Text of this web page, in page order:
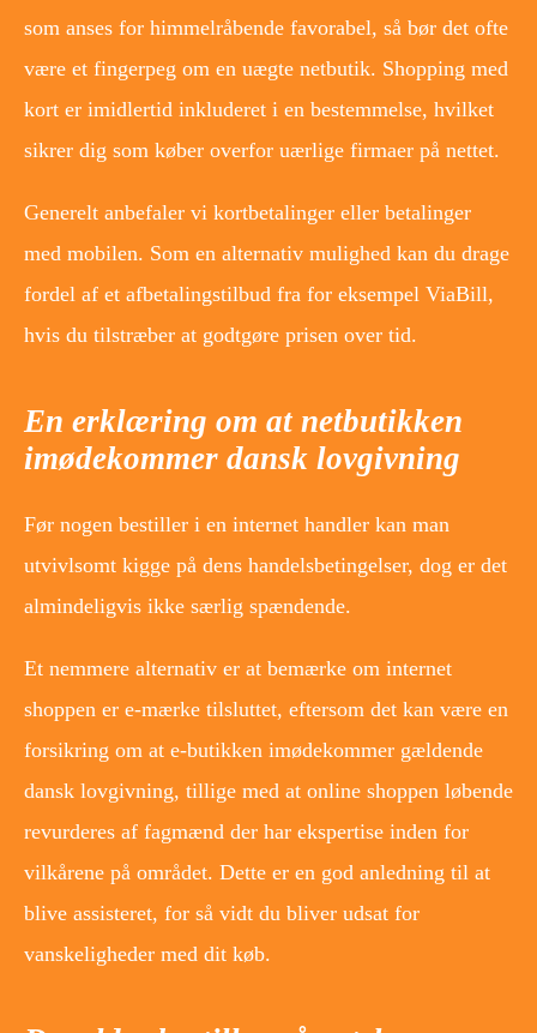
som anses for himmelråbende favorabel, så bør det ofte
være et fingerpeg om en uægte netbutik. Shopping med
kort er imidlertid inkluderet i en bestemmelse, hvilket
sikrer dig som køber overfor uærlige firmaer på nettet.
Generelt anbefaler vi kortbetalinger eller betalinger
med mobilen. Som en alternativ mulighed kan du drage
fordel af et afbetalingstilbud fra for eksempel ViaBill,
hvis du tilstræber at godtgøre prisen over tid.
En erklæring om at netbutikken
imødekommer dansk lovgivning
Før nogen bestiller i en internet handler kan man
utvivlsomt kigge på dens handelsbetingelser, dog er det
almindeligvis ikke særlig spændende.
Et nemmere alternativ er at bemærke om internet
shoppen er e-mærke tilsluttet, eftersom det kan være en
forsikring om at e-butikken imødekommer gældende
dansk lovgivning, tillige med at online shoppen løbende
revurderes af fagmænd der har ekspertise inden for
vilkårene på området. Dette er en god anledning til at
blive assisteret, for så vidt du bliver udsat for
vanskeligheder med dit køb.